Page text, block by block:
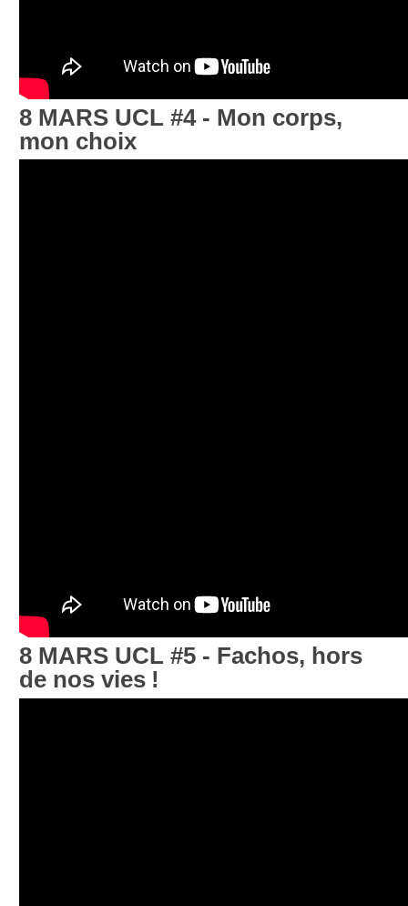
8 MARS UCL #4 - Mon corps,
mon choix
8 MARS UCL #5 - Fachos, hors
de nos vies !